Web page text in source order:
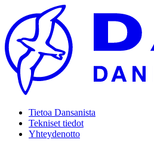
Tietoa Dansanista
Tekniset tiedot
Yhteydenotto